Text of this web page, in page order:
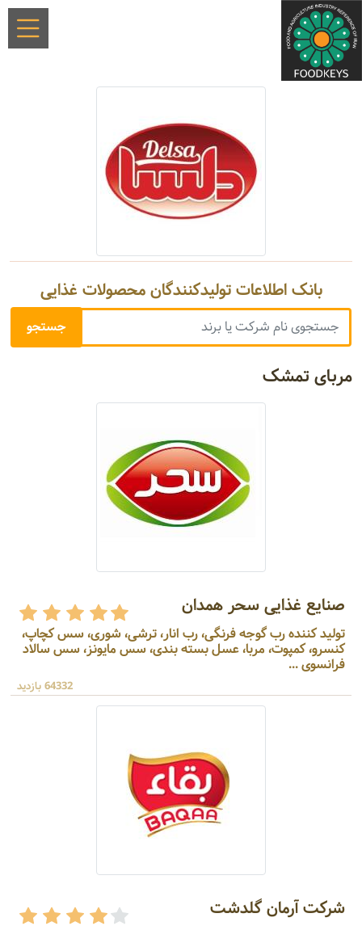
بانک اطلاعات تولیدکنندگان محصولات غذایی
مربای تمشک
صنایع غذایی سحر همدان
تولید کننده رب گوجه فرنگی، رب انار، ترشی، شوری، سس کچاپ،
کنسرو، کمپوت، مربا، عسل بسته بندی، سس مایونز، سس سالاد
فرانسوی ...
64332 بازدید
شرکت آرمان گلدشت